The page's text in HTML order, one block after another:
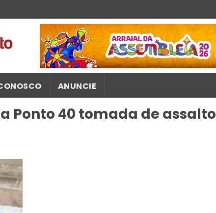
ANUNCIE
Ponto 40 tomada de assalto